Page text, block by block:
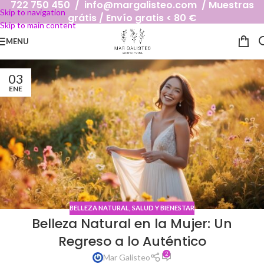
Skip to navigation
Skip to main content
722 750 450 / info@margalisteo.com / Muestras
grátis / Envío gratis < 80 €
MENU
03
ENE
BELLEZA NATURAL SALUD Y BIENESTAR
Belleza Natural en la Mujer: Un
Regreso a lo Auténtico
Mar Galisteo 2